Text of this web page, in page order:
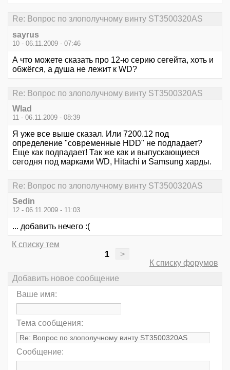
Re: Вопрос по злополучному винту ST3500320AS
sayrus
10 - 06.11.2009 - 07:46
А что можете сказать про 12-ю серию сегейта, хоть и
обжёгся, а душа не лежит к WD?
Re: Вопрос по злополучному винту ST3500320AS
Wlad
11 - 06.11.2009 - 08:39
Я уже все выше сказал. Или 7200.12 под
определение "современные HDD" не подпадает?
Еще как подпадает! Так же как и выпускающиеся
сегодня под марками WD, Hitachi и Samsung харды.
Re: Вопрос по злополучному винту ST3500320AS
Sedin
12 - 06.11.2009 - 11:03
... добавить нечего :(
К списку тем
1
>
К списку форумов
Добавить новое сообщение
Ваше имя:
Тема сообщения:
Сообщение: